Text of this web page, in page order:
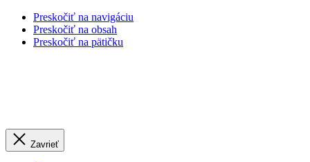
Preskočiť na navigáciu
Preskočiť na obsah
Preskočiť na pätičku
Zavrieť